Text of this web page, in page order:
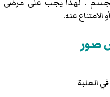
. لهذا يجب على مرضى
الامتناع عنه.
صور
العلبة